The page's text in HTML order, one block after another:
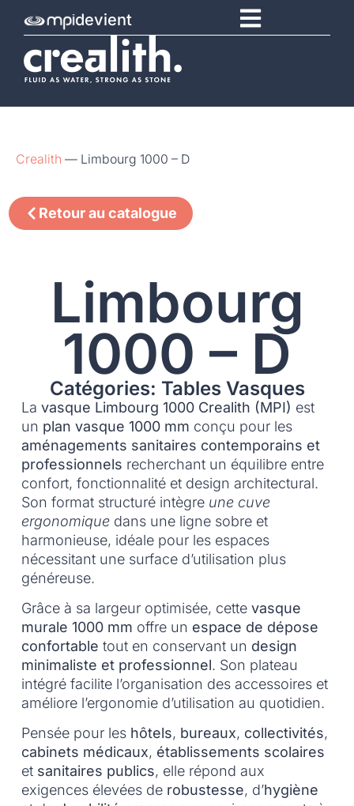
devient
Crealith — Limbourg 1000 – D
Retour au catalogue
Limbourg
1000 – D
Catégories: Tables Vasques
La vasque Limbourg 1000 Crealith (MPI) est
un plan vasque 1000 mm conçu pour les
aménagements sanitaires contemporains et
professionnels recherchant un équilibre entre
confort, fonctionnalité et design architectural.
Son format structuré intègre une cuve
ergonomiquedans une ligne sobre et
harmonieuse, idéale pour les espaces
nécessitant une surface d’utilisation plus
généreuse.
Grâce à sa largeur optimisée, cette vasque
murale 1000 mm offre un espace de dépose
confortable tout en conservant un design
minimaliste et professionnel. Son plateau
intégré facilite l’organisation des accessoires et
améliore l’ergonomie d’utilisation au quotidien.
Pensée pour les hôtels, bureaux, collectivités,
cabinets médicaux, établissements scolaires
et sanitaires publics, elle répond aux
exigences élevées de robustesse, d’hygiène